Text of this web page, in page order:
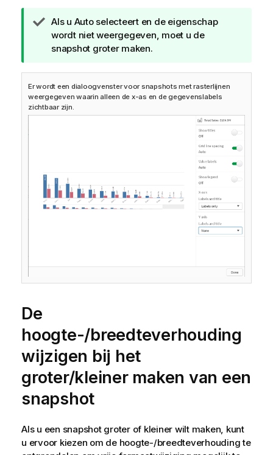
T
i
p
Als u Auto selecteert en de eigenschap
wordt niet weergegeven, moet u de
snapshot groter maken.
Er wordt een dialoogvenster voor snapshots met rasterlijnen
weergegeven waarin alleen de x-as en de gegevenslabels
zichtbaar zijn.
De
hoogte-/breedteverhouding
wijzigen bij het
groter/kleiner maken van een
snapshot
Als u een snapshot groter of kleiner wilt maken, kunt
u ervoor kiezen om de hoogte-/breedteverhouding te